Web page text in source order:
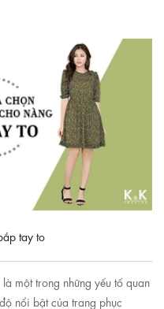
tay to
một trong những yếu tố quan
nổi bật của trang phục